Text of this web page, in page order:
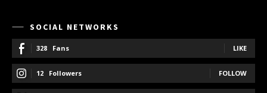
SOCIAL NETWORKS
328 Fans LIKE
12 Followers FOLLOW